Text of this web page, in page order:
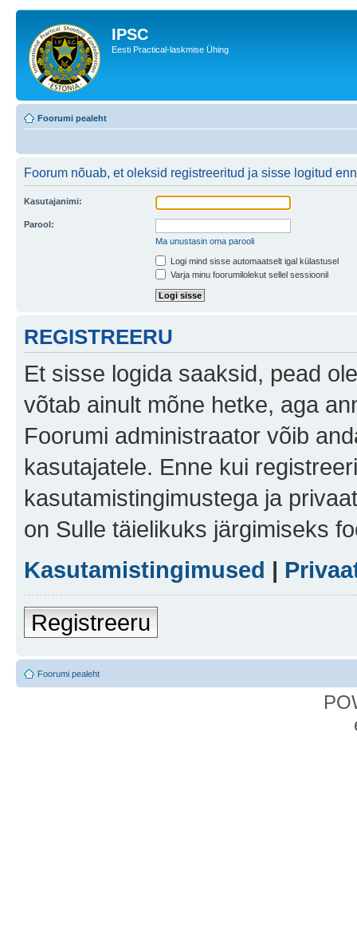
IPSC
Eesti Practical-laskmise Ühing
Foorumi pealeht
Foorum nõuab, et oleksid registreeritud ja sisse logitud
Kasutajanimi:
Parool:
Ma unustasin oma parooli
Logi mind sisse automaatselt igal külastusel
Varja minu foorumilolekut sellel sessioonil
REGISTREERU
Et sisse logida saaksid, pead
võtab ainult mõne hetke, aga
Foorumi administraator võib
kasutajatele. Enne kui
kasutamistingimustega ja
on Sulle täielikuks järgimiseks
Kasutamistingimused |
Registreeru
Foorumi pealeht